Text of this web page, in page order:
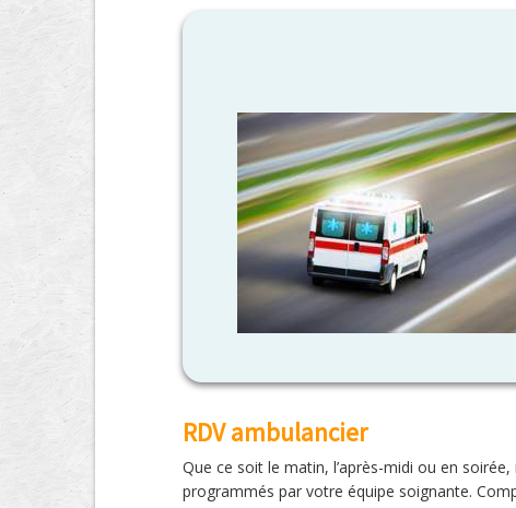
RDV ambulancier
Que ce soit le matin, l’après-midi ou en
programmés par votre équipe soignante.